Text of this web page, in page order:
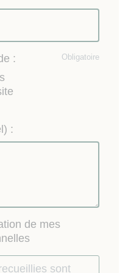
Obligatoire
:
:
de mes
sont